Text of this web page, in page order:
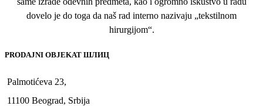
dovelo je do toga da naš rad interno nazivaju „tekstilnom
hirurgijom“.
PRODAJNI OBJEKAT ШЛИЦ
Palmotićeva 23,
11100 Beograd, Srbija